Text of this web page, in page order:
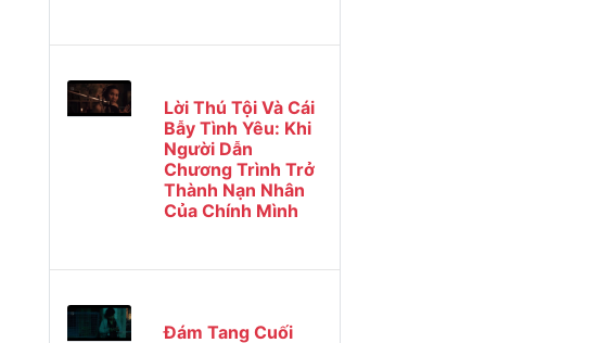
Lời Thú Tội Và Cái
Bẫy Tình Yêu: Khi
Người Dẫn
Chương Trình Trở
Thành Nạn Nhân
Của Chính Mình
Đám Tang Cuối